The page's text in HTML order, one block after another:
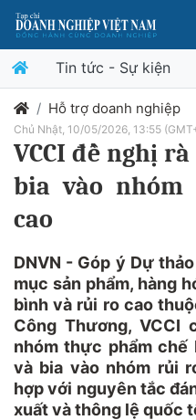
Tin tức - Sự kiện
Hỗ trợ doanh nghiệp
Chủ Nhật, 10/05/2026, 13:55
VCCI đề nghị
bia vào
cao
DNVN - Góp ý Dự
mục sản phẩm, hàng
bình và rủi ro cao
Công Thương, VCCI
nhóm thực phẩm chế
và bia vào nhóm rủi
hợp với nguyên tắc
xuất và thông lệ quốc